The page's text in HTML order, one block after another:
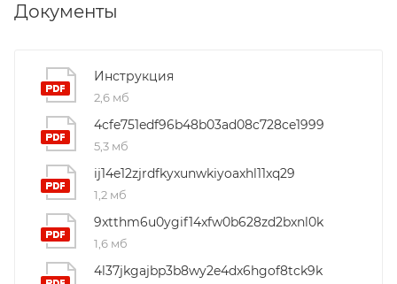
Документы
Инструкция
2,6 мб
4cfe751edf96b48b03ad08c728ce1999
5,3 мб
ij14e12zjrdfkyxunwkiyoaxhl11xq29
1,2 мб
9xtthm6u0ygif14xfw0b628zd2bxnl0k
1,6 мб
4l37jkgajbp3b8wy2e4dx6hgof8tck9k